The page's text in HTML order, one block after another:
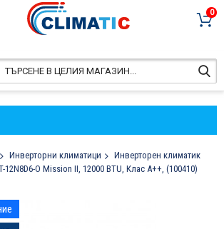
0
Инверторни климатици
Инверторен климатик
12N8D6-O Mission II, 12000 BTU, Клас A++, (100410)